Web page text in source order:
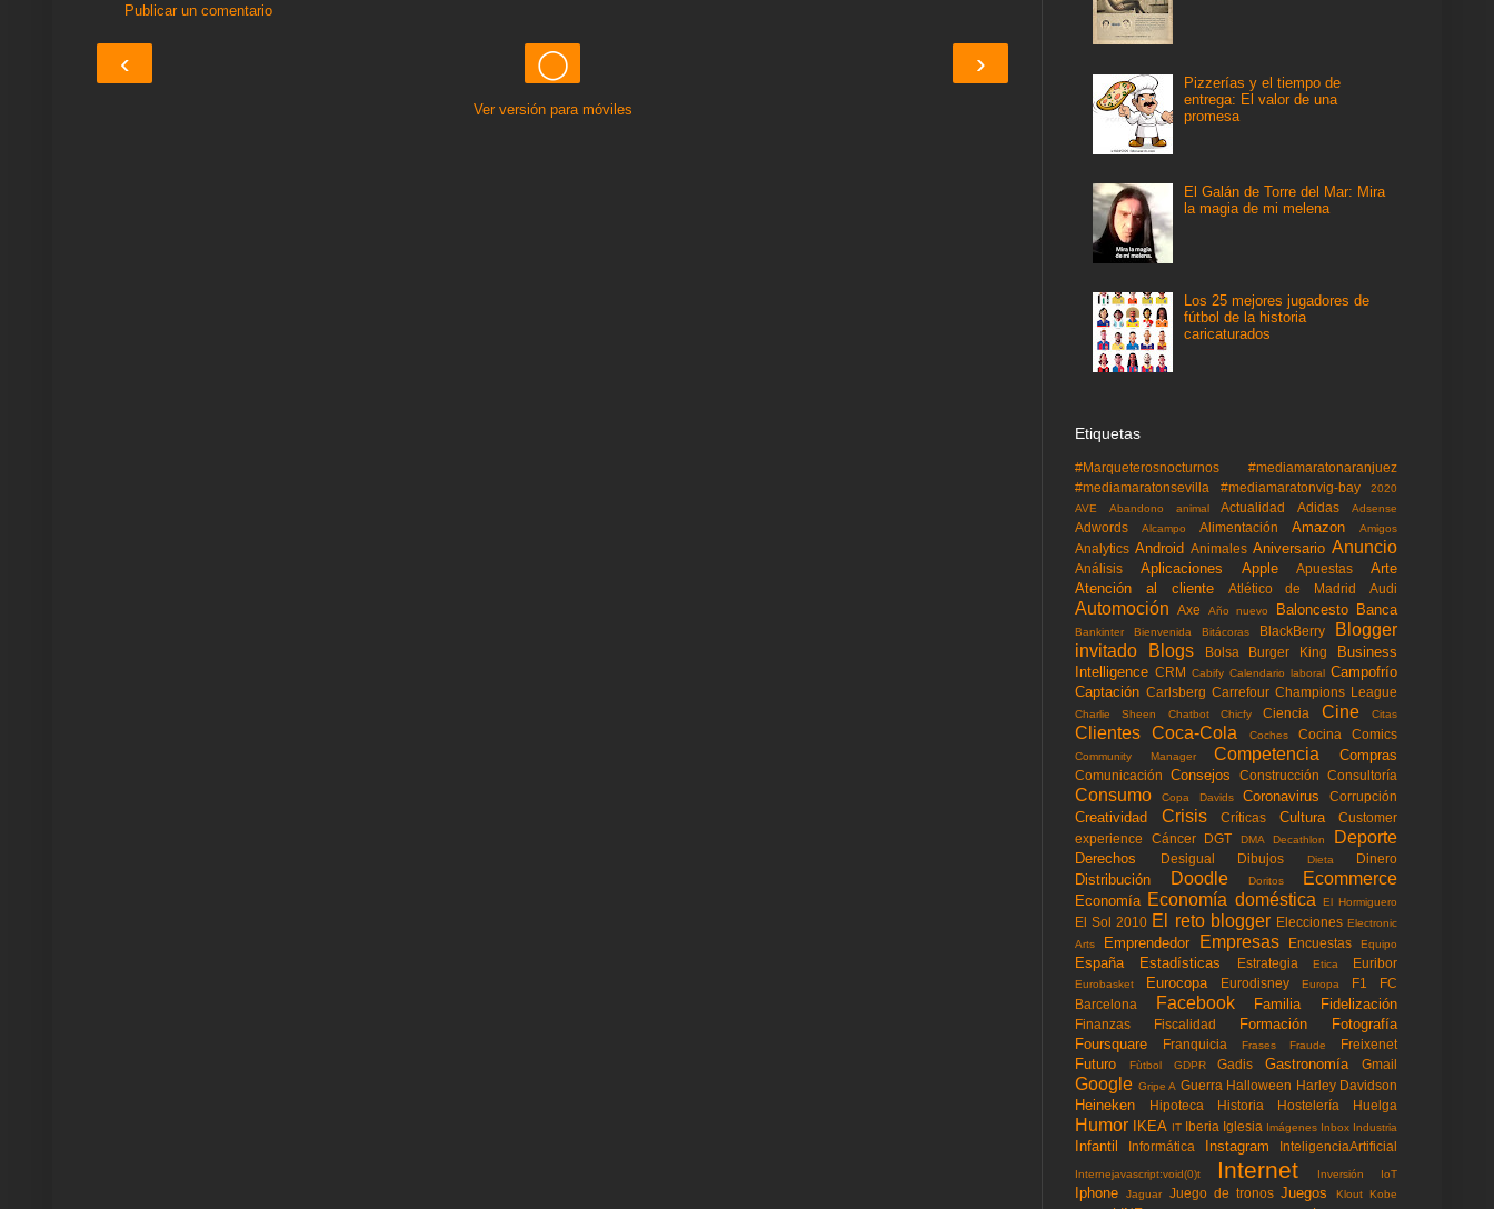
Publicar un comentario
‹ ›
◯
Ver versión para móviles
Pizzerías y el tiempo de
entrega: El valor de una
promesa
El Galán de Torre del Mar: Mira
la magia de mi melena
Los 25 mejores jugadores de
fútbol de la historia
caricaturados
Etiquetas
#Marqueterosnocturnos
#mediamaratonaranjuez
#mediamaratonsevilla
#mediamaratonvig-bay
2020
AVE
Abandono animal Actualidad Adidas Adsense
Adwords Alcampo Alimentación Amazon Amigos
Analytics Android Animales Aniversario Anuncio
Análisis Aplicaciones Apple Apuestas
Arte
Atención al cliente
Atlético de Madrid Audi
Automoción Axe Año nuevo Baloncesto Banca
Bankinter Bienvenida Bitácoras BlackBerry
Blogger
invitado
Blogs Bolsa Burger King
Business
Intelligence CRM Cabify Calendario laboral Campofrío
Captación Carlsberg Carrefour Champions League
Charlie Sheen Chatbot Chicfy Ciencia Cine Citas
Clientes Coca-Cola Coches Cocina Comics
Community Manager Competencia Compras
Comunicación Consejos Construcción Consultoría
Consumo Copa Davids Coronavirus Corrupción
Creatividad Crisis Críticas Cultura
Customer
experience
Cáncer DGT DMA Decathlon Deporte
Derechos Desigual Dibujos Dieta Dinero
Distribución Doodle Doritos Ecommerce
Economía Economía doméstica El Hormiguero
El Sol 2010 El reto blogger Elecciones Electronic
Arts
Emprendedor Empresas Encuestas Equipo
España Estadísticas Estrategia Etica Euribor
Eurobasket Eurocopa Eurodisney Europa F1
FC
Barcelona
Facebook Familia Fidelización
Finanzas Fiscalidad Formación
Fotografía
Foursquare
Franquicia Frases Fraude Freixenet
Futuro Fùtbol GDPR Gadis Gastronomía Gmail
Google Gripe A Guerra Halloween Harley Davidson
Heineken Hipoteca Historia Hostelería Huelga
Humor IKEA IT Iberia Iglesia Imágenes Inbox Industria
Infantil Informática Instagram InteligenciaArtificial
Internejavascript:void(0)t Internet Inversión IoT
Iphone Jaguar Juego de tronos Juegos Klout Kobe